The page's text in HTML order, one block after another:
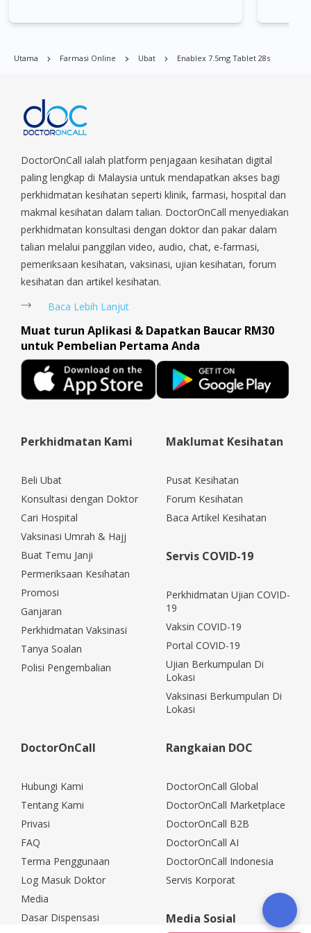
Village, Clementi Park, Dairy Farm, Eunos, East Coast, Farrer
East, Jurong West, Kallang/ Whampoa, Lim Chu Kang, Marine
Parade, Marina, Macpherson, Mandai, Newton, Novena,
Orchard, Pasir Ris, Punggol, Potong Pasir, Paya Lebar,
Sengkang, Serangoon, Serangoon Rd, Seletar, Tampines, Toa
Payoh, Tanjong Pagar, Telok Blangah, Tanglin, Thomson, Tuas,
Tengah, Upper East Coast, Upper Bukit Timah, Upper Thomson,
Woodlands, West Coast, Yishun, Yio Chu Kang.
Utama Farmasi Online Ubat Enablex 7.5mg Tablet 28s
DoctorOnCall ialah platform penjagaan kesihatan digital
paling lengkap di Malaysia untuk mendapatkan akses bagi
perkhidmatan kesihatan seperti klinik, farmasi, hospital dan
makmal kesihatan dalam talian. DoctorOnCall menyediakan
perkhidmatan konsultasi dengan doktor dan pakar dalam
talian melalui panggilan video, audio, chat, e-farmasi,
pemeriksaan kesihatan, vaksinasi, ujian kesihatan, forum
kesihatan dan artikel kesihatan.
Baca Lebih Lanjut
Muat turun Aplikasi & Dapatkan Baucar RM30
untuk Pembelian Pertama Anda
Perkhidmatan Kami
Beli Ubat
Konsultasi dengan Doktor
Cari Hospital
Vaksinasi Umrah & Hajj
Buat Temu Janji
Permeriksaan Kesihatan
Promosi
Ganjaran
Perkhidmatan Vaksinasi
Tanya Soalan
Polisi Pengembalian
Maklumat Kesihatan
Pusat Kesihatan
Forum Kesihatan
Baca Artikel Kesihatan
Servis COVID-19
Perkhidmatan Ujian COVID-
19
Vaksin COVID-19
Portal COVID-19
Ujian Berkumpulan Di
Lokasi
Vaksinasi Berkumpulan Di
Lokasi
DoctorOnCall
Hubungi Kami
Tentang Kami
Privasi
FAQ
Terma Penggunaan
Log Masuk Doktor
Media
Dasar Dispensasi
Rangkaian DOC
DoctorOnCall Global
DoctorOnCall Marketplace
DoctorOnCall B2B
DoctorOnCall AI
DoctorOnCall Indonesia
Servis Korporat
Media Sosial